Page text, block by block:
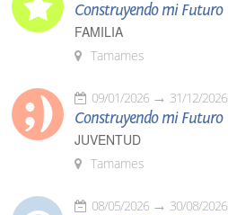
Construyendo mi Futuro
FAMILIA
Tamames
09/01/2026 31/12/2026
Construyendo mi Futuro
JUVENTUD
Tamames
08/05/2026 30/08/2026